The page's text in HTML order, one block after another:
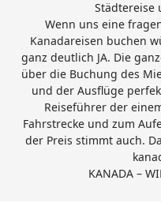
Städtereise
Wenn uns eine
Kanadareisen buchen
ganz deutlich JA. Die
über die Buchung des
und der Ausflüge
Reiseführer der
Fahrstrecke und zum
der Preis stimmt auch.
KANADA –